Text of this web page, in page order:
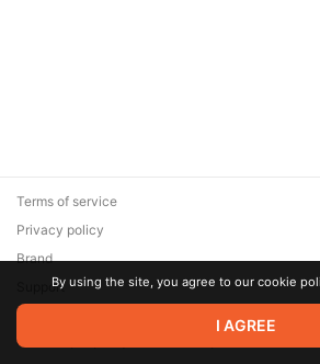
© 2026 Zaya Solutions Limited. All rights
are the property of their respective owners.
Terms of service
Privacy policy
Brand
SupportBy using the site, you agree to our cookie
I AGREE